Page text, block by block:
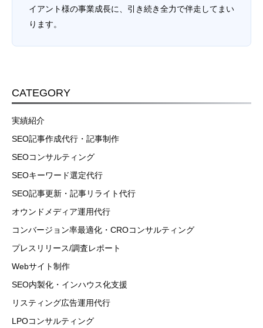
イアント様の事業成長に、引き続き全力で伴走してまい
ります。
CATEGORY
実績紹介
SEO記事作成代行・記事制作
SEOコンサルティング
SEOキーワード選定代行
SEO記事更新・記事リライト代行
オウンドメディア運用代行
コンバージョン率最適化・CROコンサルティング
プレスリリース/調査レポート
Webサイト制作
SEO内製化・インハウス化支援
リスティング広告運用代行
LPOコンサルティング